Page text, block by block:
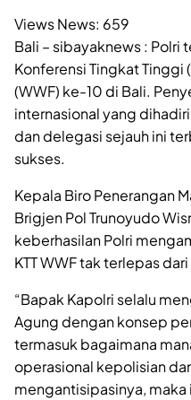
Views News: 659
Bali – sibayaknews :
Konferensi Tingkat Tinggi
(WWF) ke-10 di Bali.
internasional yang
dan delegasi sejauh ini
sukses.
Kepala Biro Penerangan
Brigjen Pol Trunoyudo
keberhasilan Polri
KTT WWF tak terlepas
“Bapak Kapolri selalu
Agung dengan konsep
termasuk bagaimana
operasional kepolisian
mengantisipasinya,